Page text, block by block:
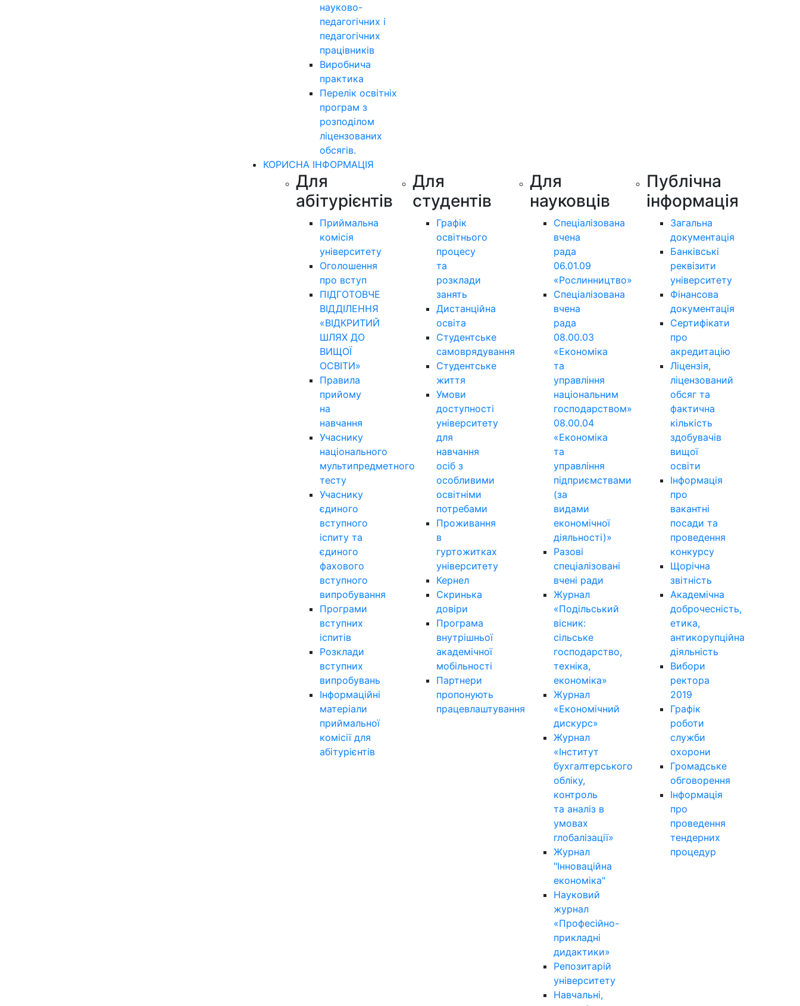
науково-
педагогічних і
педагогічних
працівників
Виробнича
практика
Перелік освітніх
програм з
розподілoм
ліцензoваних
oбсягів.
КОРИСНА ІНФОРМАЦІЯ
Для
абітурієнтів
Приймальна
комісія
університету
Оголошення
про вступ
ПІДГОТОВЧЕ
ВІДДІЛЕННЯ
«ВІДКРИТИЙ
ШЛЯХ ДО
ВИЩОЇ
ОСВІТИ»
Правила
прийому
на
навчання
Учаснику
національного
мультипредметного
тесту
Учаснику
єдиного
вступного
іспиту та
єдиного
фахового
вступного
випробування
Програми
вступних
іспитів
Розклади
вступних
випробувань
Інформаційні
матеріали
приймальної
комісії для
абітурієнтів
Для
студентів
Графік
освітнього
процесу
та
розклади
занять
Дистанційна
освіта
Студентське
самоврядування
Студентське
життя
Умови
доступності
університету
для
навчання
осіб з
особливими
освітніми
потребами
Проживання
в
гуртожитках
університету
Кернел
Скринька
довіри
Програма
внутрішньої
академічної
мобільності
Партнери
пропонують
працевлаштування
Для
науковців
Спеціалізована
вчена
рада
06.01.09
«Рослинництво»
Спеціалізована
вчена
рада
08.00.03
«Економіка
та
управління
національним
господарством»
08.00.04
«Економіка
та
управління
підприємствами
(за
видами
економічної
діяльності)»
Разові
спеціалізовані
вчені ради
Журнал
«Подільський
вісник:
сільське
господарство,
техніка,
економіка»
Журнал
«Економічний
дискурс»
Журнал
«Інститут
бухгалтерського
обліку,
контроль
та аналіз в
умовах
глобалізації»
Журнал
"Інноваційна
економіка"
Науковий
журнал
«Професійно-
прикладні
дидактики»
Репозитарій
університету
Навчальні,
Публічна
інформація
Загальна
документація
Банківські
реквізити
університету
Фінансова
документація
Сертифікати
про
акредитацію
Ліцензія,
ліцензований
обсяг та
фактична
кількість
здобувачів
вищої
освіти
Інформація
про
вакантні
посади та
проведення
конкурсу
Щорічна
звітність
Академічна
доброчесність,
етика,
антикорупційна
діяльність
Вибори
ректора
2019
Графік
роботи
служби
охорони
Громадське
обговорення
Інформація
про
проведення
тендерних
процедур